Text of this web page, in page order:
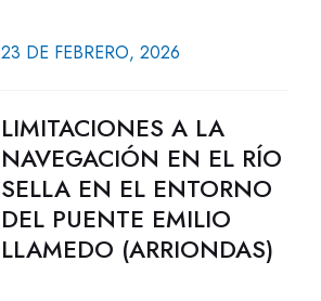
23 DE FEBRERO, 2026
LIMITACIONES A LA
NAVEGACIÓN EN EL RÍO
SELLA EN EL ENTORNO
DEL PUENTE EMILIO
LLAMEDO (ARRIONDAS)